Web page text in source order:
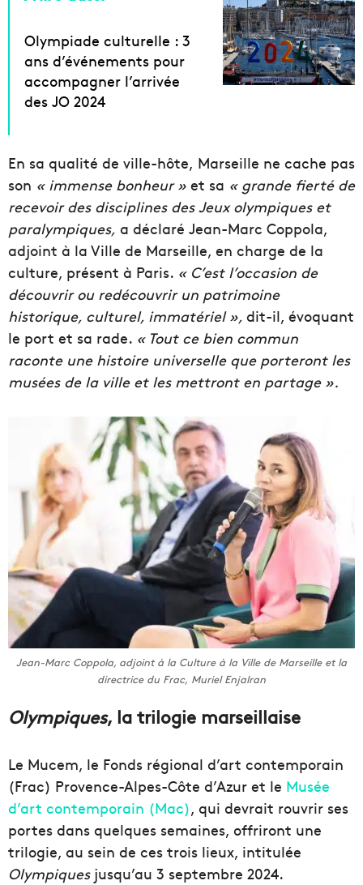
Olympiade culturelle : 3
ans d’événements pour
accompagner l’arrivée
des JO 2024
En sa qualité de ville-hôte, Marseille ne cache pas
son « immense bonheur » et sa « grande fierté de
recevoir des disciplines des Jeux olympiques et
paralympiques, a déclaré Jean-Marc Coppola,
adjoint à la Ville de Marseille, en charge de la
culture, présent à Paris. « C’est l’occasion de
découvrir ou redécouvrir un patrimoine
historique, culturel, immatériel », dit-il, évoquant
le port et sa rade. « Tout ce bien commun
raconte une histoire universelle que porteront les
musées de la ville et les mettront en partage ».
Jean-Marc Coppola, adjoint à la Culture à la Ville de Marseille et la
directrice du Frac, Muriel Enjalran
Olympiques, la trilogie marseillaise
Le Mucem, le Fonds régional d’art contemporain
(Frac) Provence-Alpes-Côte d’Azur et le Musée
d’art contemporain (Mac), qui devrait rouvrir ses
portes dans quelques semaines, offriront une
trilogie, au sein de ces trois lieux, intitulée
Olympiquesjusqu’au 3 septembre 2024.